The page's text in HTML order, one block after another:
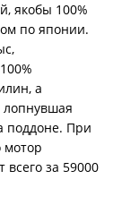
якобы 100%
по японии.
а
лопнувшая
поддоне. При
мотор
за 59000